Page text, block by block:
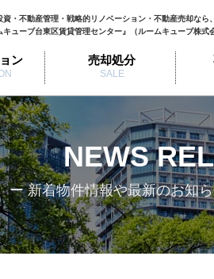
資・不動産管理・戦略的リノベーション・不動産売却なら、
キューブ台東区賃貸管理センター』（ルームキューブ株式
ン 売却処分
SALE
NEWS
ー 新着物件情報や最新のお知